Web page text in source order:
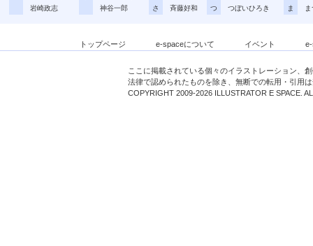
岩崎政志
神谷一郎
さ
斉藤好和
つ
つぼいひろき
ま
トップページ e-spaceについて イベント
ここに掲載されている個々のイラストレーション、
法律で認められたものを除き、無断での転用・引用
COPYRIGHT 2009-2026 ILLUSTRATOR E SPACE.